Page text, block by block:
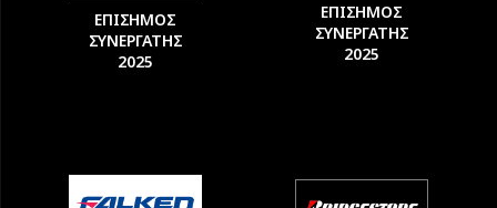
ΕΠΙΣΗΜΟΣ
ΣΥΝΕΡΓΑΤΗΣ
2025
ΕΠΙΣΗΜΟΣ
ΣΥΝΕΡΓΑΤΗΣ
2025